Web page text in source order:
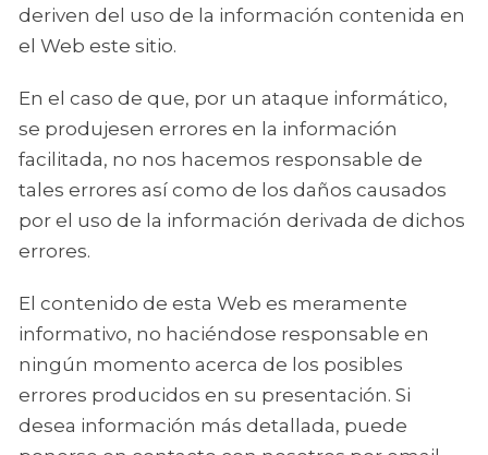
deriven del uso de la información contenida en
el Web este sitio.
En el caso de que, por un ataque informático,
se produjesen errores en la información
facilitada, no nos hacemos responsable de
tales errores así como de los daños causados
por el uso de la información derivada de dichos
errores.
El contenido de esta Web es meramente
informativo, no haciéndose responsable en
ningún momento acerca de los posibles
errores producidos en su presentación. Si
desea información más detallada, puede